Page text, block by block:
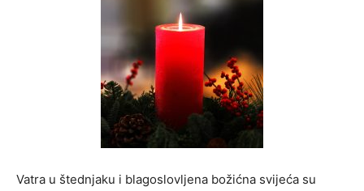
Vatra u štednjaku i blagoslovljena božićna svijeća su